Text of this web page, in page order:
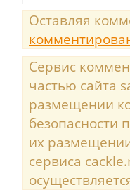
Оставляя
Сервис
частью сайта
размещении
безопасности
их
сервиса